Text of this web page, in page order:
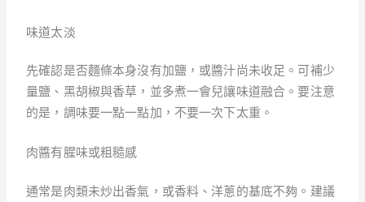
味道太淡
先確認是否麵條本身沒有加鹽，或醬汁尚未收足。可補少
量鹽、黑胡椒與香草，並多煮一會兒讓味道融合。要注意
的是，調味要一點一點加，不要一次下太重。
肉醬有腥味或粗糙感
通常是肉類未炒出香氣，或香料、洋蔥的基底不夠。建議